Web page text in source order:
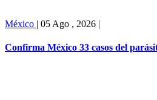
México | 05 Ago , 2026 |
Confirma México 33 casos del